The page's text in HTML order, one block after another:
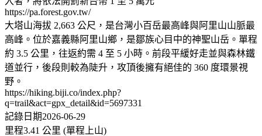
https://pa.forest.gov.tw/
大塔山海拔 2,663 公尺，是台灣小百岳最高峰與阿里山山脈最
高峰。位於嘉義縣阿里山鄉，是鄒族心目中的神聖山岳。單程
約 3.5 公里，往返約需 4 至 5 小時。前段平緩好走並與森林鐵
道並行，後段則較為陡升，攻頂後擁有絕佳的 360 度環景視
野。
https://hiking.biji.co/index.php?
q=trail&act=gpx_detail&id=5697331
記錄日期2026-06-29
里程3.41 公里 (單程上山)